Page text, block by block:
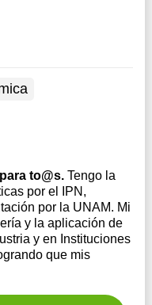
to@s. Tengo la
por el IPN,
por la UNAM. Mi
y la aplicación de
y en Instituciones